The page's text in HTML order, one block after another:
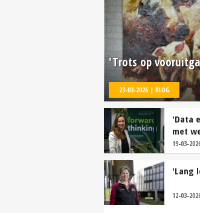
'Trots op
23-03-2026 | BLOG
'Data
met
19-03-
'Lang
12-03-